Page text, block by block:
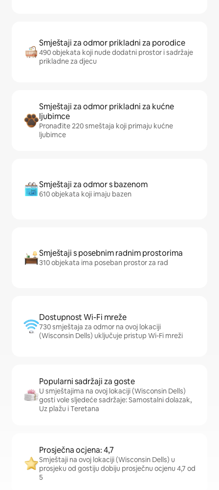
Smještaji za odmor prikladni za porodice
490 objekata koji nude dodatni prostor i sadržaje
prikladne za djecu
Smještaji za odmor prikladni za kućne
ljubimce
Pronađite 220 smeštaja koji primaju kućne
ljubimce
Smještaji za odmor s bazenom
610 objekata koji imaju bazen
Smještaji s posebnim radnim prostorima
310 objekata ima poseban prostor za rad
Dostupnost Wi-Fi mreže
730 smještaja za odmor na ovoj lokaciji
(Wisconsin Dells) uključuje pristup Wi-Fi mreži
Popularni sadržaji za goste
U smještajima na ovoj lokaciji (Wisconsin Dells)
gosti vole sljedeće sadržaje: Samostalni dolazak,
Uz plažu i Teretana
Prosječna ocjena: 4,7
Smještaji na ovoj lokaciji (Wisconsin Dells) u
prosjeku od gostiju dobiju prosječnu ocjenu 4,7 od
5